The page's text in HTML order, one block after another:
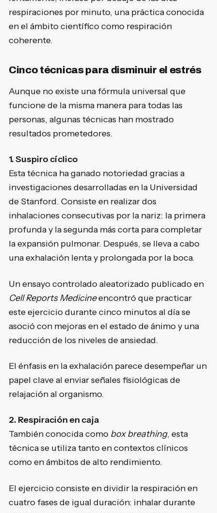
respiraciones por minuto, una práctica conocida
en el ámbito científico como respiración
coherente.
Cinco técnicas para disminuir el estrés
Aunque no existe una fórmula universal que
funcione de la misma manera para todas las
personas, algunas técnicas han mostrado
resultados prometedores.
1. Suspiro cíclico
Esta técnica ha ganado notoriedad gracias a
investigaciones desarrolladas en la Universidad
de Stanford. Consiste en realizar dos
inhalaciones consecutivas por la nariz: la primera
profunda y la segunda más corta para completar
la expansión pulmonar. Después, se lleva a cabo
una exhalación lenta y prolongada por la boca.
Un ensayo controlado aleatorizado publicado en
Cell Reports Medicineencontró que practicar
este ejercicio durante cinco minutos al día se
asoció con mejoras en el estado de ánimo y una
reducción de los niveles de ansiedad.
El énfasis en la exhalación parece desempeñar un
papel clave al enviar señales fisiológicas de
relajación al organismo.
2. Respiración en caja
También conocida como box breathing, esta
técnica se utiliza tanto en contextos clínicos
como en ámbitos de alto rendimiento.
El ejercicio consiste en dividir la respiración en
cuatro fases de igual duración: inhalar durante